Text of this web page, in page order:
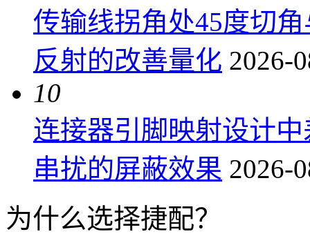
传输线拐角处45度切
反射的改善量化 2026-
10
连接器引脚映射设计
串扰的屏蔽效果 2026-
为什么选择捷配？